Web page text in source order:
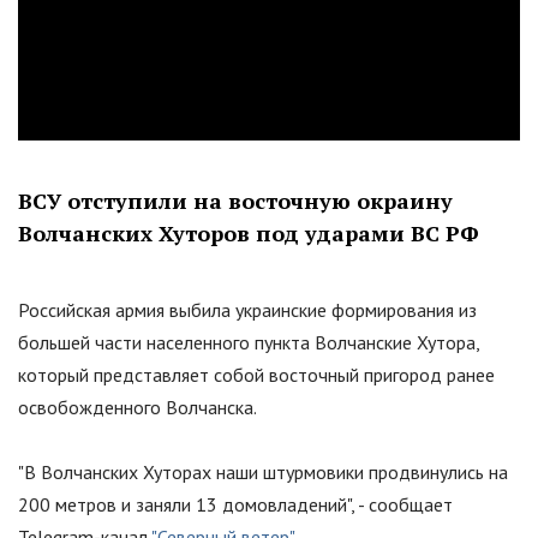
ВСУ отступили на восточную окраину
Волчанских Хуторов под ударами ВС РФ
Российская армия выбила украинские формирования из
большей части населенного пункта Волчанские Хутора,
который представляет собой восточный пригород ранее
освобожденного Волчанска.
"В Волчанских Хуторах наши штурмовики продвинулись на
200 метров и заняли 13 домовладений", - сообщает